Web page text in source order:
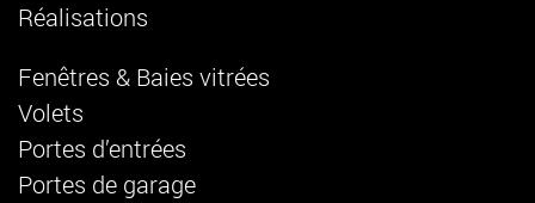
Réalisations
Fenêtres & Baies vitrées
Volets
Portes d’entrées
Portes de garage